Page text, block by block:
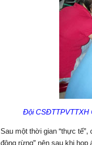
Đội CSĐTTPVTTXH
Sau một thời gian “thực
động rừng” nên sau khi